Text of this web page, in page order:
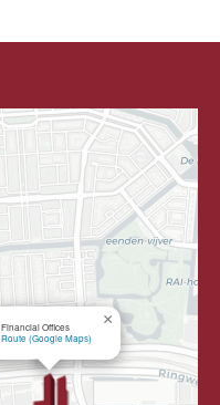
Financial Offices
Route (Google Maps)
×